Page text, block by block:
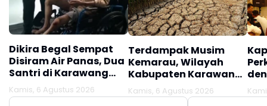
Dikira Begal Sempat
Disiram Air Panas, Dua
Santri di Karawang
Terluka Akibat Aksi
Oknum Linmas
Kamis, 6 Agustus 2026
Terdampak Musim
Kemarau, Wilayah
Kabupaten Karawang
Kekeringan Makin
Meluas
Kamis, 6 Agustus 2026